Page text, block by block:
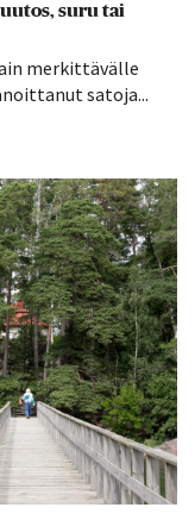
suru tai
merkittävälle
satoja...